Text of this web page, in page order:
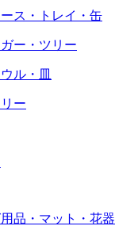
ス・トレイ・缶
ー・ツリー
ル・皿
ー
品・マット・花器